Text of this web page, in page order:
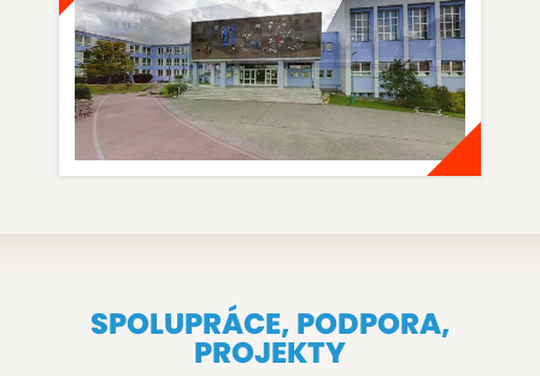
SPOLUPRÁCE, PODPORA,
PROJEKTY